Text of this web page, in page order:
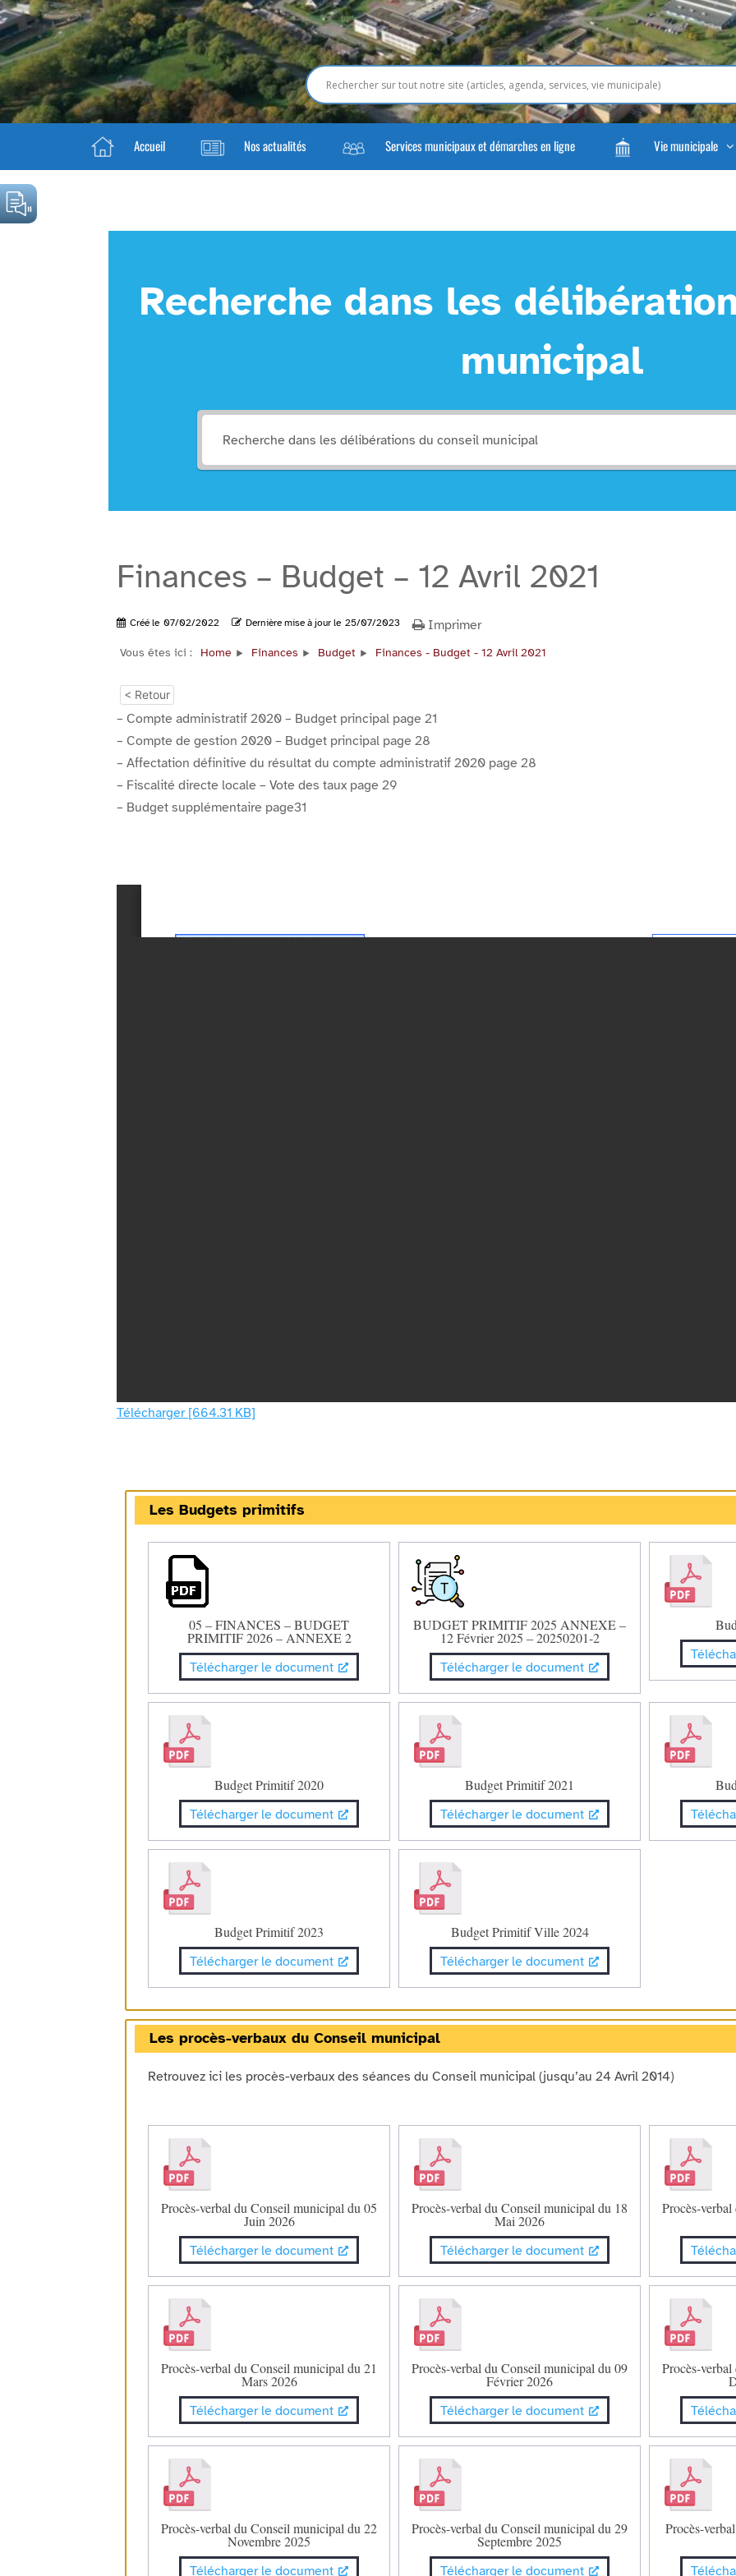
Accueil Nos actualités Services municipaux et démarches en ligne Vie municipale
Recherche dans les
municipal
Finances – Budget – 12 Avril 2021
Créé le 07/02/2022 Dernière mise à jour le 25/07/2023 Imprimer
Vous êtes ici : Home Finances Budget Finances - Budget - 12 Avril 2021
< Retour
– Compte administratif 2020 – Budget principal page 21
– Compte de gestion 2020 – Budget principal page 28
– Affectation définitive du résultat du compte administratif 2020 page 28
– Fiscalité directe locale – Vote des taux page 29
– Budget supplémentaire page31
Télécharger [664.31 KB]
Les Budgets primitifs
05 – FINANCES – BUDGET
PRIMITIF 2026 – ANNEXE 2
Télécharger le document
BUDGET PRIMITIF 2025 ANNEXE –
12 Février 2025 – 20250201-2
Télécharger le document
Budget Primitif 2020
Télécharger le document
Budget Primitif 2021
Télécharger le document
Budget Primitif 2023
Télécharger le document
Budget Primitif Ville 2024
Télécharger le document
Les procès-verbaux du Conseil municipal
Retrouvez ici les procès-verbaux des séances du Conseil municipal (jusqu’au 24 Avril 2014)
Procès-verbal du Conseil municipal du 05
Juin 2026
Télécharger le document
Procès-verbal du Conseil municipal du 18
Mai 2026
Télécharger le document
Procès-
Procès-verbal du Conseil municipal du 21
Mars 2026
Télécharger le document
Procès-verbal du Conseil municipal du 09
Février 2026
Télécharger le document
Procès-
Procès-verbal du Conseil municipal du 22
Novembre 2025
Télécharger le document
Procès-verbal du Conseil municipal du 29
Septembre 2025
Télécharger le document
Procès-